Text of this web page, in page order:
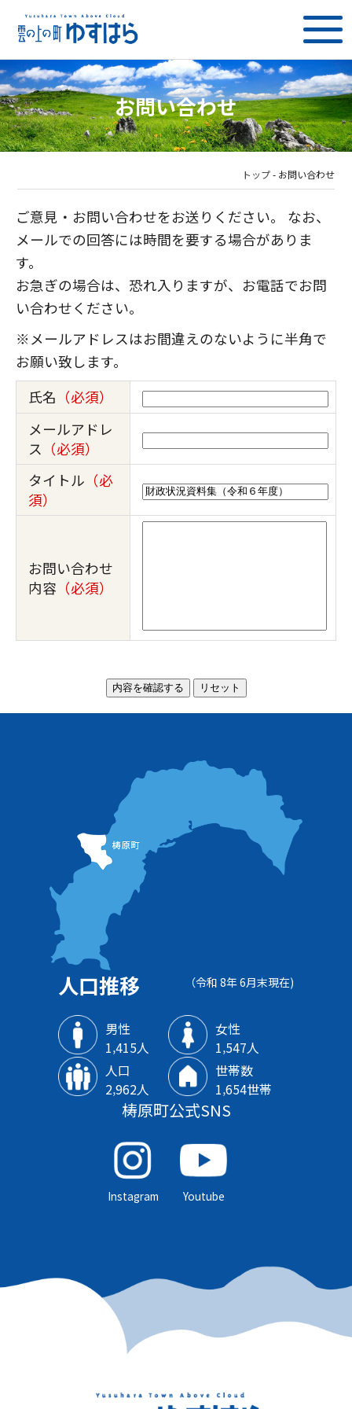
お問い合わせ
トップ - お問い合わせ
ご意見・お問い合わせをお送りください。 なお、
メールでの回答には時間を要する場合がありま
す。
お急ぎの場合は、恐れ入りますが、お電話でお問
い合わせください。
※メールアドレスはお間違えのないように半角で
お願い致します。
氏名 （必須）
メールアドレ
ス （必須）
タイトル （必
須）
お問い合わせ
内容 （必須）
人口推移 （令和 8年 6月末現在)
男性
1‚415人
女性
1‚547人
人口
2‚962人
世帯数
1‚654世帯
梼原町公式SNS
Instagram Youtube